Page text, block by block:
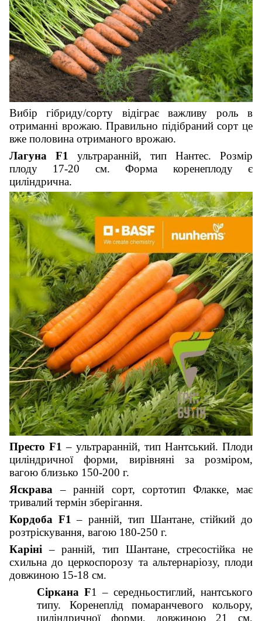
Вибір гібриду/сорту відіграє важливу роль в
отриманні врожаю. Правильно підібраний сорт це
вже половина отриманого врожаю.
Лагуна F1 ультраранній, тип Нантес. Розмір
плоду 17-20 см. Форма коренеплоду є
циліндрична.
Престо F1 – ультраранній, тип Нантський. Плоди
циліндричної форми, вирівняні за розміром,
вагою близько 150-200 г.
Яскрава – ранній сорт, сортотип Флакке, має
тривалий термін зберігання.
Кордоба F1 – ранній, тип Шантане, стійкий до
розтріскування, вагою 180-250 г.
Каріні – ранній, тип Шантане, стресостійка не
схильна до церкоспорозу та альтернаріозу, плоди
довжиною 15-18 см.
Сіркана F1 – середньостиглий, нантського
типу. Коренеплід помаранчевого кольору,
циліндричної форми, довжиною 21 см,